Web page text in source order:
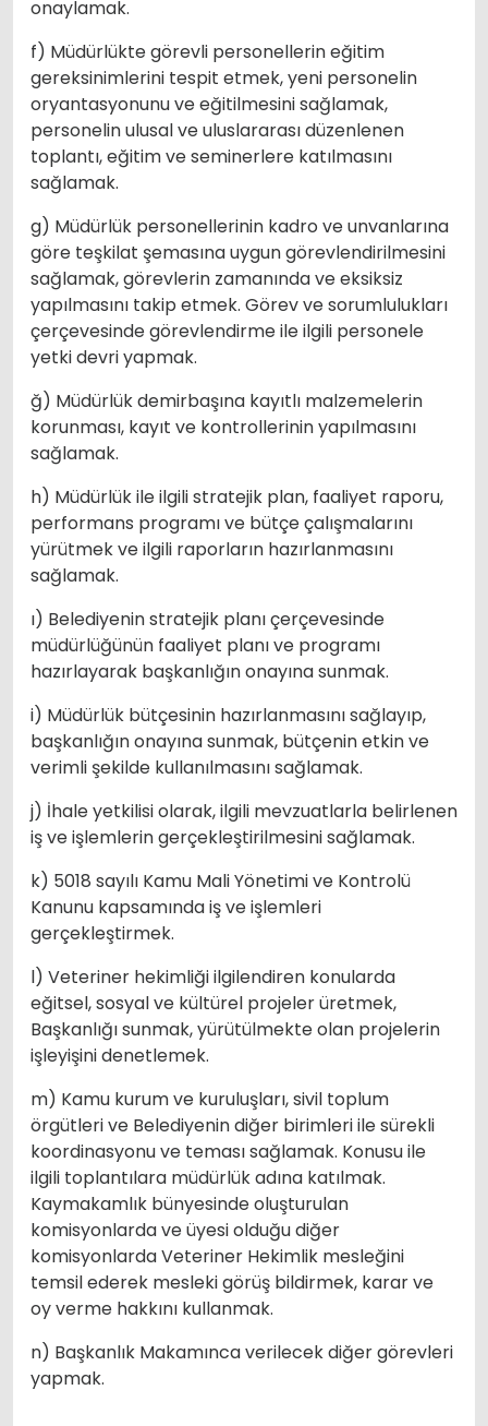
onaylamak.
f) Müdürlükte görevli personellerin eğitim
gereksinimlerini tespit etmek, yeni personelin
oryantasyonunu ve eğitilmesini sağlamak,
personelin ulusal ve uluslararası düzenlenen
toplantı, eğitim ve seminerlere katılmasını
sağlamak.
g) Müdürlük personellerinin kadro ve unvanlarına
göre teşkilat şemasına uygun görevlendirilmesini
sağlamak, görevlerin zamanında ve eksiksiz
yapılmasını takip etmek. Görev ve sorumlulukları
çerçevesinde görevlendirme ile ilgili personele
yetki devri yapmak.
ğ) Müdürlük demirbaşına kayıtlı malzemelerin
korunması, kayıt ve kontrollerinin yapılmasını
sağlamak.
h) Müdürlük ile ilgili stratejik plan, faaliyet raporu,
performans programı ve bütçe çalışmalarını
yürütmek ve ilgili raporların hazırlanmasını
sağlamak.
ı) Belediyenin stratejik planı çerçevesinde
müdürlüğünün faaliyet planı ve programı
hazırlayarak başkanlığın onayına sunmak.
i) Müdürlük bütçesinin hazırlanmasını sağlayıp,
başkanlığın onayına sunmak, bütçenin etkin ve
verimli şekilde kullanılmasını sağlamak.
j) İhale yetkilisi olarak, ilgili mevzuatlarla belirlenen
iş ve işlemlerin gerçekleştirilmesini sağlamak.
k) 5018 sayılı Kamu Mali Yönetimi ve Kontrolü
Kanunu kapsamında iş ve işlemleri
gerçekleştirmek.
l) Veteriner hekimliği ilgilendiren konularda
eğitsel, sosyal ve kültürel projeler üretmek,
Başkanlığı sunmak, yürütülmekte olan projelerin
işleyişini denetlemek.
m) Kamu kurum ve kuruluşları, sivil toplum
örgütleri ve Belediyenin diğer birimleri ile sürekli
koordinasyonu ve teması sağlamak. Konusu ile
ilgili toplantılara müdürlük adına katılmak.
Kaymakamlık bünyesinde oluşturulan
komisyonlarda ve üyesi olduğu diğer
komisyonlarda Veteriner Hekimlik mesleğini
temsil ederek mesleki görüş bildirmek, karar ve
oy verme hakkını kullanmak.
n) Başkanlık Makamınca verilecek diğer görevleri
yapmak.